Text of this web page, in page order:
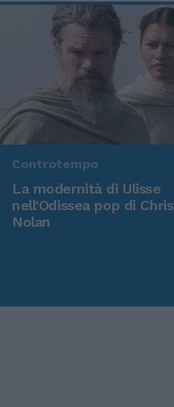
Controtempo
La modernità di Ulisse
nell'Odissea pop di
Nolan